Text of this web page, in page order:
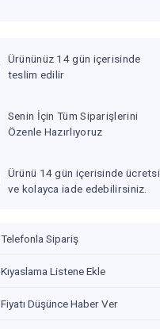
Ürününüz 14 gün içerisinde
teslim edilir
Senin İçin Tüm Siparişlerini
Özenle Hazırlıyoruz
Ürünü 14 gün içerisinde
ve kolayca iade edebilirsiniz.
Telefonla Sipariş
Kıyaslama Listene Ekle
Fiyatı Düşünce Haber Ver